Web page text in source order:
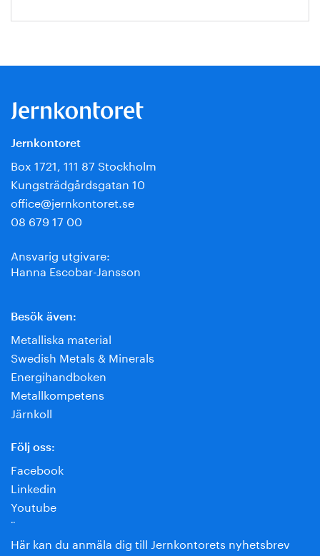
Jernkontoret
Box 1721, 111 87 Stockholm
Kungsträdgårdsgatan 10
office@jernkontoret.se
08 679 17 00
Ansvarig utgivare:
Hanna Escobar-Jansson
Besök även:
Metalliska material
Swedish Metals & Minerals
Energihandboken
Metallkompetens
Järnkoll
Följ oss:
Facebook
Linkedin
Youtube
¨
Här kan du anmäla dig till Jernkontorets nyhetsbrev